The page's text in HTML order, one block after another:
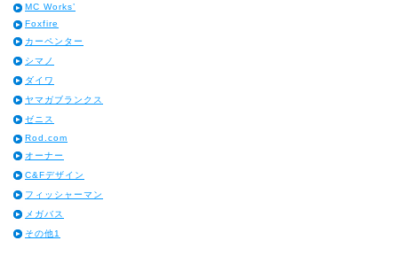
MC Works’
Foxfire
カーペンター
シマノ
ダイワ
ヤマガブランクス
ゼニス
Rod.com
オーナー
C&Fデザイン
フィッシャーマン
メガバス
その他1